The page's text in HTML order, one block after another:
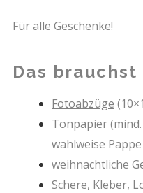
Für alle Geschenke!
Das
Fotoabzüge
Tonpapier
wahlweise Pappe
weihnachtliche
Schere, Kleber,